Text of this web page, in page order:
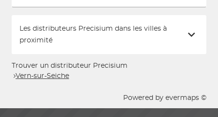
Les distributeurs Precisium dans les villes à
proximité
Trouver un distributeur Precisium
Vern-sur-Seiche
Powered by evermaps ©